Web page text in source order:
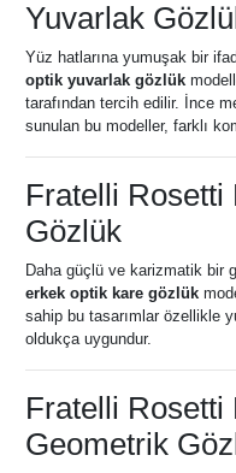
Yuvarlak
Yüz hatlarına yumuşak bir
optik yuvarlak gözlük
tarafından tercih edilir. İnce
sunulan bu modeller, farklı
Fratelli Rosetti
Gözlük
Daha güçlü ve karizmatik bir
erkek optik kare gözlük
sahip bu tasarımlar özellikle
oldukça uygundur.
Fratelli Rosetti
Geometrik